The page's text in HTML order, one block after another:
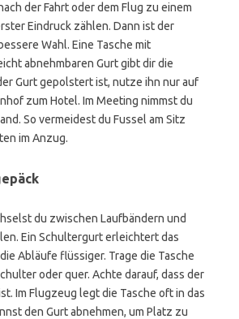
der Fahrt oder dem Flug zu einem
Eindruck zählen. Dann ist der
Wahl. Eine Tasche mit
abnehmbaren Gurt gibt dir die
Gurt gepolstert ist, nutze ihn nur auf
zum Hotel. Im Meeting nimmst du
So vermeidest du Fussel am Sitz
im Anzug.
du zwischen Laufbändern und
Ein Schultergurt erleichtert das
Abläufe flüssiger. Trage die Tasche
oder quer. Achte darauf, dass der
Im Flugzeug legt die Tasche oft in das
den Gurt abnehmen, um Platz zu